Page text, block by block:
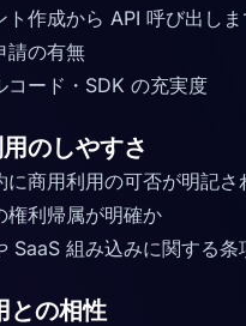
ト作成から API 呼び出し
請の有無
コード・SDK の充実度
のしやすさ
に商用利用の可否が明記さ
権利帰属が明確か
SaaS 組み込みに関する条
との相性